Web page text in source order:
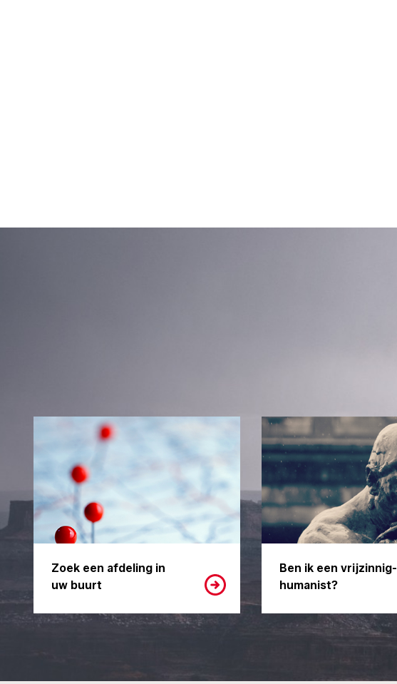
Zoek een afdeling in
uw buurt
Ben ik een vrijzinnig-
humanist?